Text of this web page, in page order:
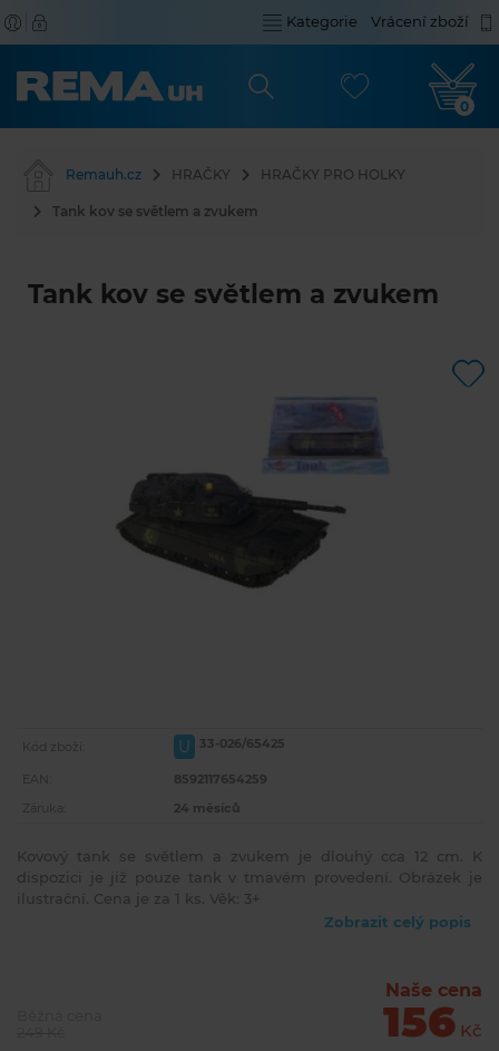
Kategorie Vrácení zboží
0
Remauh.cz HRAČKY HRAČKY PRO HOLKY
Tank kov se světlem a zvukem
Tank kov se světlem a zvukem
Kód zboží: U 33-026/65425
EAN:
8592117654259
Záruka:
24 měsíců
Kovový tank se světlem a zvukem je dlouhý cca 12 cm. K
dispozici je již pouze tank v tmavém provedení. Obrázek je
ilustrační. Cena je za 1 ks. Věk: 3+
Zobrazit celý popis
Naše cena
156Kč